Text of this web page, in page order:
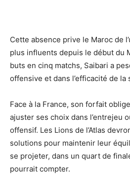
Cette absence prive le Maroc de
plus influents depuis le début du
buts en cinq matchs, Saibari a
offensive et dans l’efficacité de la
Face à la France, son forfait
ajuster ses choix dans l’entrejeu
offensif. Les Lions de l’Atlas
solutions pour maintenir leur
se projeter, dans un quart de
pourrait compter.